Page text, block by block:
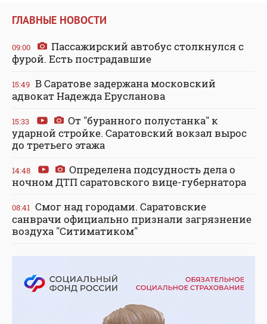
ГЛАВНЫЕ НОВОСТИ
09:00
Пассажирский автобус столкнулся с
фурой. Есть пострадавшие
15:49 В Саратове задержана московский
адвокат Надежда Ерусланова
15:33
От "буранного полустанка" к
ударной стройке. Саратовский вокзал вырос
до третьего этажа
14:48
Определена подсудность дела о
ночном ДТП саратовского вице-губернатора
08:41 Смог над городами. Саратовские
санврачи официально признали загрязнение
воздуха "Ситиматиком"